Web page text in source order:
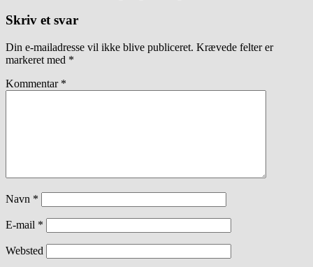
Skriv et svar
Din e-mailadresse vil ikke blive publiceret. Krævede felter er
markeret med *
Kommentar *
Navn *
E-mail *
Websted